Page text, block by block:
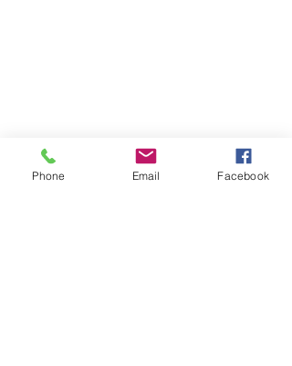
הצהרת נגישות
Phone Email Facebook